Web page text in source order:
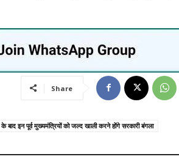
Share
बाद इन पूर्व मुख्यमंत्रियों को जल्द खाली करने होंगे सरकारी बंगला